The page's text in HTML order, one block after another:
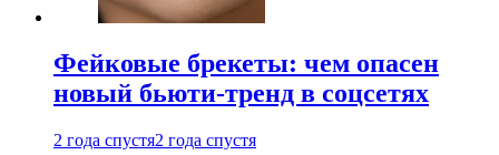
Фейковые брекеты: чем опасен
новый бьюти-тренд в соцсетях
2 года спустя2 года спустя